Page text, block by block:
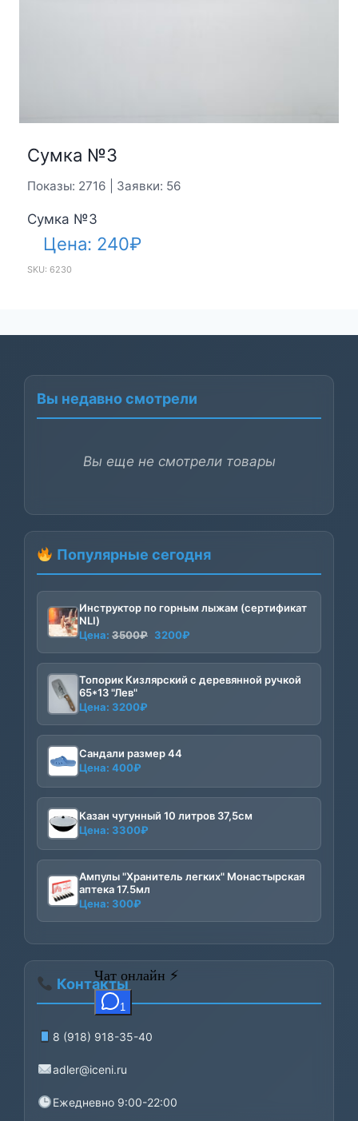
Сумка №3
Показы: 2716 | Заявки: 56
Сумка №3
Цена: 240₽
SKU: 6230
Вы недавно смотрели
Вы еще не смотрели товары
Популярные сегодня
Инструктор по горным лыжам (сертификат
NLI)
Цена: 3500₽ Первоначальная
цена
составляла
3500₽.
3200₽
цена:
3200₽.
Топорик Кизлярский с деревянной ручкой
65*13 "Лев"
Цена: 3200₽
Сандали размер 44
Цена: 400₽
Казан чугунный 10 литров 37,5см
Цена: 3300₽
Ампулы "Хранитель легких" Монастырская
аптека 17.5мл
Цена: 300₽
Контакты
8 (918) 918-35-40
adler@iceni.ru
Ежедневно 9:00-22:00